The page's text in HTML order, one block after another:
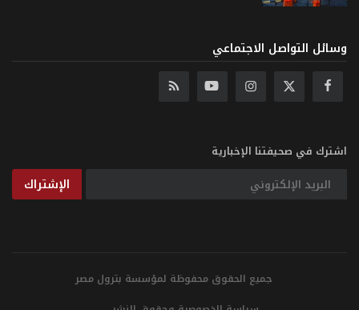
وسائل التواصل الاجتماعي
اشترك في صحيفتنا الإخبارية
الإشتراك
جميع الحقوق محفوظة لمؤسسة بترول مصر